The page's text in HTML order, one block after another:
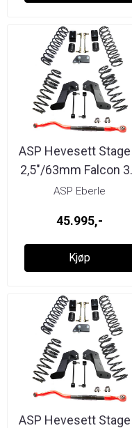
ASP Hevesett Stage
2,5"/63mm Falcon
...
ASP Eberle
45.995,-
Kjøp
ASP Hevesett Stage